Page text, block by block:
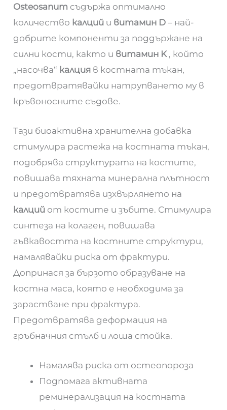
Osteosanum съдържа оптимално
количество калций и витамин D – най-
добрите компоненти за поддържане на
силни кости, както и витамин K, който
„насочва“ калция в костната тъкан,
предотвратявайки натрупването му в
кръвоносните съдове.
Тази биоактивна хранителна добавка
стимулира растежа на костната тъкан,
подобрява структурата на костите,
повишава тяхната минерална плътност
и предотвратява изхвърлянето на
калций от костите и зъбите. Стимулира
синтеза на колаген, повишава
гъвкавостта на костните структури,
намалявайки риска от фрактури.
Допринася за бързото образуване на
костна маса, която е необходима за
зарастване при фрактура.
Предотвратява деформация на
гръбначния стълб и лоша стойка.
Намалява риска от остеопороза
Подпомага активната
реминерализация на костната